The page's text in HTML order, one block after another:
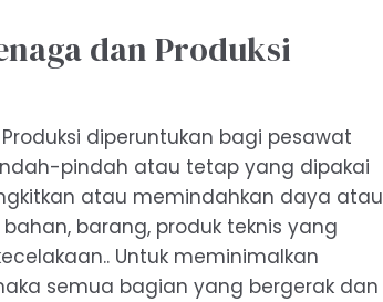
dan Produksi
diperuntukan bagi pesawat
pindah atau tetap yang dipakai
atau memindahkan daya atau
barang, produk teknis yang
Untuk meminimalkan
semua bagian yang bergerak dan